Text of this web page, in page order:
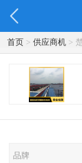
首页> 供应商机>
品牌